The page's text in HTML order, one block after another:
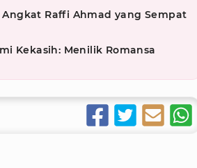
Raffi Ahmad yang Sempat
Kekasih: Menilik Romansa